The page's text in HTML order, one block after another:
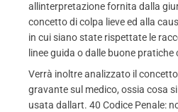
allinterpretazione fornita dalla
concetto di colpa lieve ed alla
in cui siano state rispettate le
linee guida o dalle buone
Verrà inoltre analizzato il
gravante sul medico, ossia cosa
usata dallart. 40 Codice Penale: